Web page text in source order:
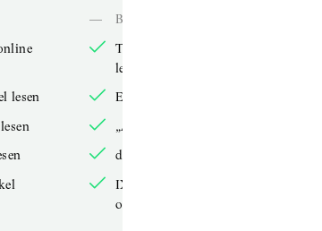
lesen
—
Bücher online lesen
TdZ-Artikel seit 2013 online
lesen
Exklusive Online-Artikel lesen
„Arbeitsbücher“ online lesen
double-Artikel online lesen
IXYPSILONZETT-Artikel
online lesen